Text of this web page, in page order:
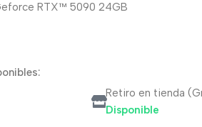
RTX™ 5090 24GB
Retiro en tienda
Disponible